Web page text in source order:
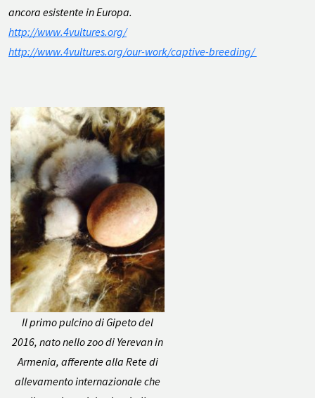
ancora esistente in Europa.
http://www.4vultures.org/
http://www.4vultures.org/our-work/captive-breeding/
Il primo pulcino di Gipeto del
2016, nato nello zoo di Yerevan in
Armenia, afferente alla Rete di
allevamento internazionale che